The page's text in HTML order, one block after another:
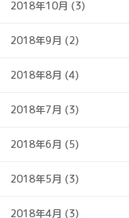
2018年10月 (3)
2018年9月 (2)
2018年8月 (4)
2018年7月 (3)
2018年6月 (5)
2018年5月 (3)
2018年4月 (3)